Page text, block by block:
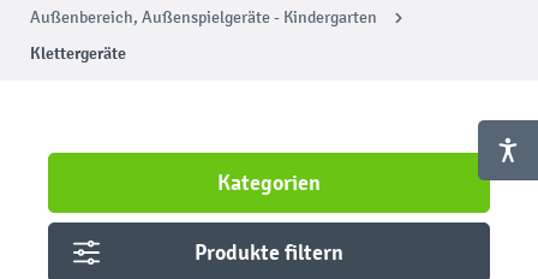
Außenbereich, Außenspielgeräte - Kindergarten
Klettergeräte
Kategorien
Produkte filtern